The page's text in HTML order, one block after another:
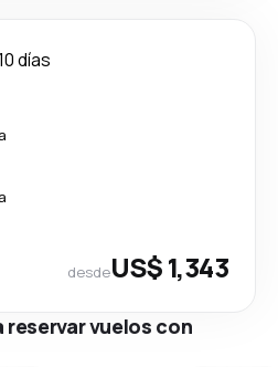
días
desdeUS$ 1,343
reservar vuelos con